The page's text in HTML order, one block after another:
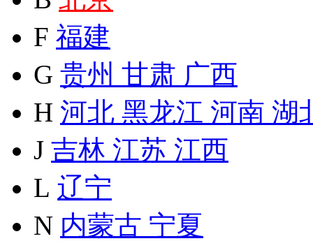
F 福建
G 贵州 甘肃 广西
H 河北 黑龙江 河南 湖
J 吉林 江苏 江西
L 辽宁
N 内蒙古 宁夏